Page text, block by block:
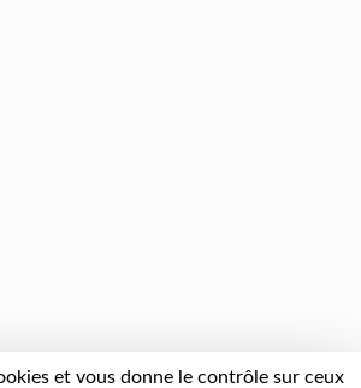
et vous donne le contrôle sur ceux